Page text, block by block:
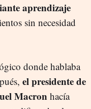
aprendizaje
sin necesidad
donde hablaba
el presidente de
Macron hacía